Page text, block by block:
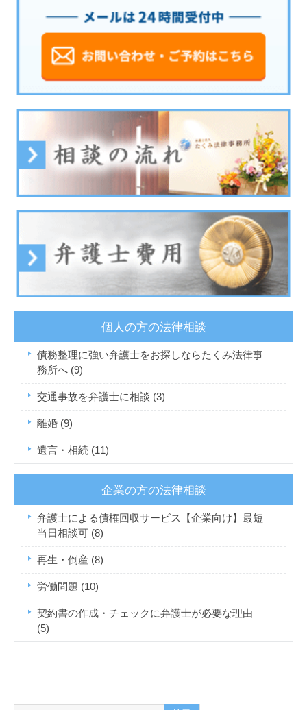
個人の方の法律相談
債務整理に強い弁護士をお探しならたくみ法律事
務所へ (9)
交通事故を弁護士に相談 (3)
離婚 (9)
遺言・相続 (11)
企業の方の法律相談
弁護士による債権回収サービス【企業向け】最短
当日相談可 (8)
再生・倒産 (8)
労働問題 (10)
契約書の作成・チェックに弁護士が必要な理由
(5)